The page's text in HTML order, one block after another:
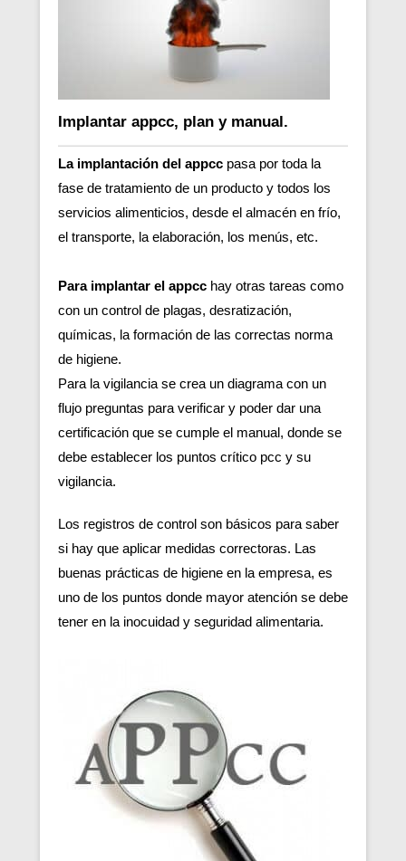
Implantar appcc, plan y manual.
La implantación del appcc pasa por toda la
fase de tratamiento de un producto y todos los
servicios alimenticios, desde el almacén en frío,
el transporte, la elaboración, los menús, etc.
Para implantar el appcc hay otras tareas como
con un control de plagas, desratización,
químicas, la formación de las correctas norma
de higiene.
Para la vigilancia se crea un diagrama con un
flujo preguntas para verificar y poder dar una
certificación que se cumple el manual, donde se
debe establecer los puntos crítico pcc y su
vigilancia.
Los registros de control son básicos para saber
si hay que aplicar medidas correctoras. Las
buenas prácticas de higiene en la empresa, es
uno de los puntos donde mayor atención se debe
tener en la inocuidad y seguridad alimentaria.